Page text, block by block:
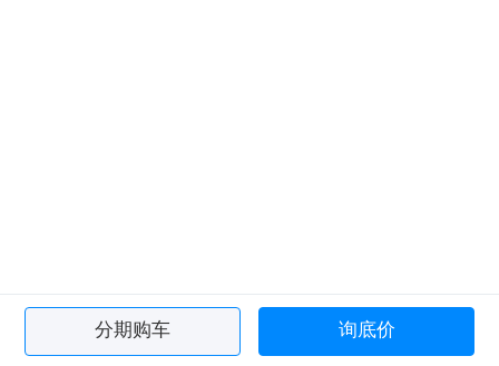
分期购车 询底价